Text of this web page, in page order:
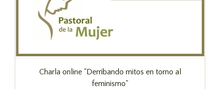
Charla online "Derribando mitos en torno al
feminismo"